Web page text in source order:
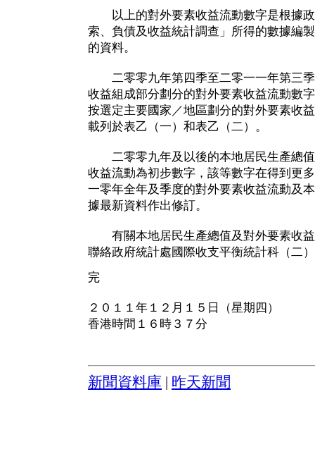
以上的對外要素收益流動數字是根據政
索、負債及收益統計調查」所得的數據編
的資料。
二零零九年第四季至二零一一年第三季
收益組成部分劃分的對外要素收益流動數
按選定主要國家／地區劃分的對外要素收
載列於表乙（一）和表乙（二）。
二零零九年及以後的本地居民生產總值
收益流動為初步數字，該等數字在得到更
一零年全年及季度的對外要素收益流動及
據最新資料作出修訂。
有關本地居民生產總值及對外要素收益
聯絡政府統計處國際收支平衡統計科（二
完
２０１１年１２月１５日（星期四）
香港時間１６時３７分
新聞資料庫 昨天新聞